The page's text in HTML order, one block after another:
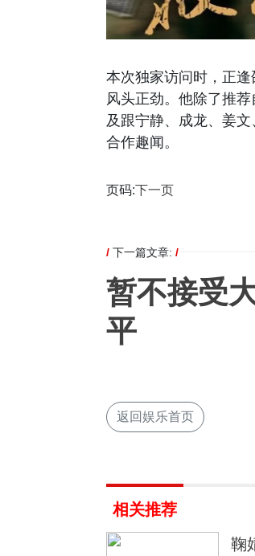
本次独家访问时，正
风头正劲。他除了推
及跟宁静、成龙、姜
合作趣闻。
页码:下一页
/ 下一篇文章: /
暂不接受
平
返回娱乐首页
相关推荐
鞠